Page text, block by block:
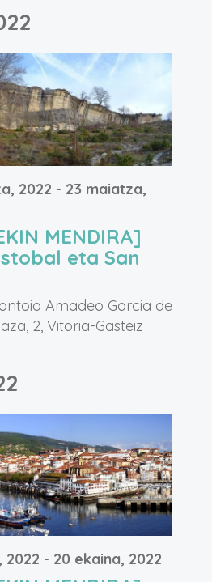
2022 - 23 maiatza,
MENDIRA]
eta San
Amadeo Garcia de
2, Vitoria-Gasteiz
2022 - 20 ekaina, 2022